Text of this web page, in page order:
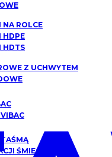
NA ROLCE
HDPE
HDTS
Z UCHWYTEM
TAŚMĄ
ŚMIECI